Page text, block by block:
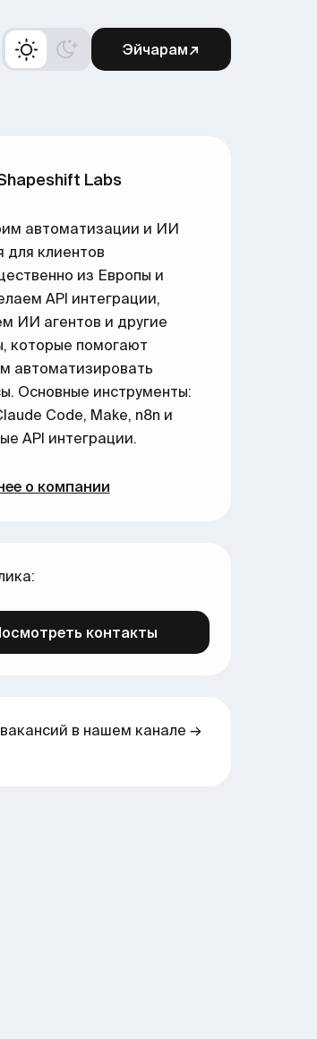
Эйчарам↗
Labs
автоматизации и ИИ
для клиентов
из Европы и
API интеграции,
ИИ агентов и другие
которые помогают
автоматизировать
Основные инструменты:
Code, Make, n8n и
API интеграции.
о компании
контакты
в нашем канале →